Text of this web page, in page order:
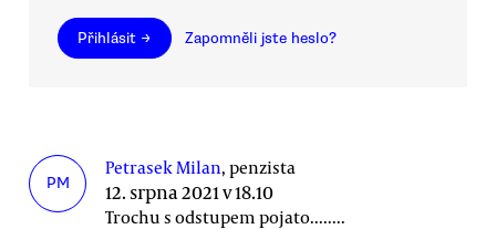
Přihlásit → Zapomněli jste heslo?
PM
Petrasek Milan, penzista
12. srpna 2021 v 18.10
Trochu s odstupem pojato........